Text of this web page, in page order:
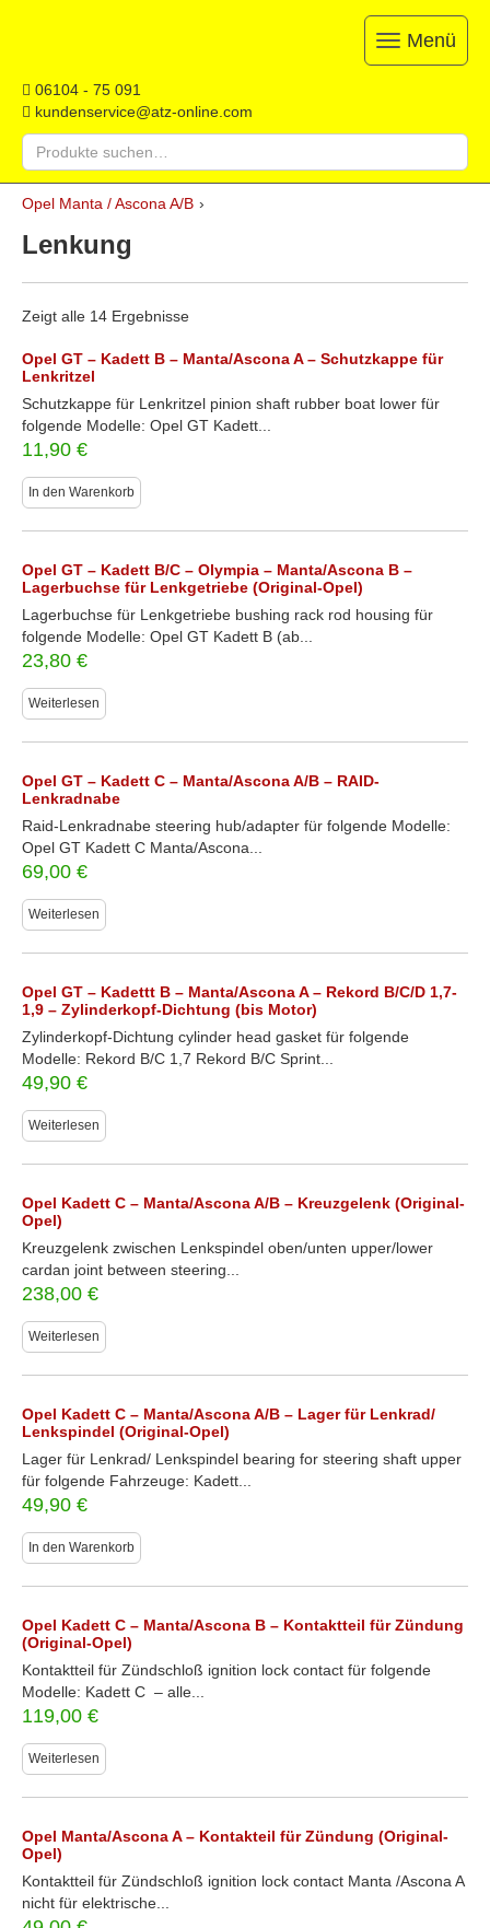
ATZ
Opel-
Ersatzteile
Restauration,
Reparatur
&
Ersatzteile
&
Onlineshop
06104 - 75 091
kundenservice@atz-online.com
Suche
nach:
Toggle
navigation
Menü
Skip
content
Opel Manta / Ascona A/B ›
Lenkung
Zeigt alle 14 Ergebnisse
Opel GT – Kadett B – Manta/Ascona A – Schutzkappe für
Lenkritzel
Schutzkappe für Lenkritzel pinion shaft rubber boat lower für
folgende Modelle: Opel GT Kadett...
11,90 €
In den Warenkorb
Opel GT – Kadett B/C – Olympia – Manta/Ascona B –
Lagerbuchse für Lenkgetriebe (Original-Opel)
Lagerbuchse für Lenkgetriebe bushing rack rod housing für
folgende Modelle: Opel GT Kadett B (ab...
23,80 €
Weiterlesen
Opel GT – Kadett C – Manta/Ascona A/B – RAID-
Lenkradnabe
Raid-Lenkradnabe steering hub/adapter für folgende Modelle:
Opel GT Kadett C Manta/Ascona...
69,00 €
Weiterlesen
Opel GT – Kadettt B – Manta/Ascona A – Rekord B/C/D 1,7-
1,9 – Zylinderkopf-Dichtung (bis Motor)
Zylinderkopf-Dichtung cylinder head gasket für folgende
Modelle: Rekord B/C 1,7 Rekord B/C Sprint...
49,90 €
Weiterlesen
Opel Kadett C – Manta/Ascona A/B – Kreuzgelenk (Original-
Opel)
Kreuzgelenk zwischen Lenkspindel oben/unten upper/lower
cardan joint between steering...
238,00 €
Weiterlesen
Opel Kadett C – Manta/Ascona A/B – Lager für Lenkrad/
Lenkspindel (Original-Opel)
Lager für Lenkrad/ Lenkspindel bearing for steering shaft upper
für folgende Fahrzeuge: Kadett...
49,90 €
In den Warenkorb
Opel Kadett C – Manta/Ascona B – Kontaktteil für Zündung
(Original-Opel)
Kontaktteil für Zündschloß ignition lock contact für folgende
Modelle: Kadett C – alle...
119,00 €
Weiterlesen
Opel Manta/Ascona A – Kontakteil für Zündung (Original-
Opel)
Kontaktteil für Zündschloß ignition lock contact Manta /Ascona A
nicht für elektrische...